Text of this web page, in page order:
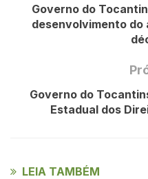
Governo do
desenvolvimento do
Governo do
Estadual dos
LEIA TAMBÉM